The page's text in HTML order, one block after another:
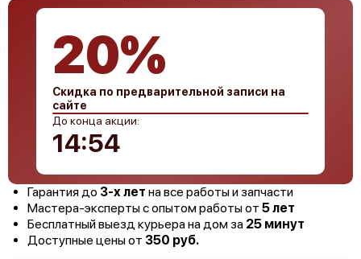
Гарантия до 3-х лет на все работы и запчасти
Мастера-эксперты с опытом работы от 5 лет
Бесплатный выезд курьера на дом за 25 минут
Доступные цены от 350 руб.
20%
Скидка по предварительной записи на
сайте
До конца акции:
14:53